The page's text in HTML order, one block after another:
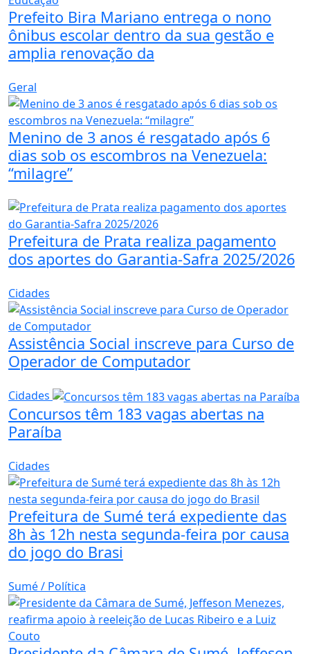
Prefeito Bira Mariano entrega o nono
ônibus escolar dentro da sua gestão e
amplia renovação da
Geral
Menino de 3 anos é resgatado após 6
dias sob os escombros na Venezuela:
“milagre”
Prefeitura de Prata realiza pagamento
dos aportes do Garantia-Safra 2025/2026
Cidades
Assistência Social inscreve para Curso de
Operador de Computador
Cidades
Concursos têm 183 vagas abertas na
Paraíba
Cidades
Prefeitura de Sumé terá expediente das
8h às 12h nesta segunda-feira por causa
do jogo do Brasi
Sumé / Política